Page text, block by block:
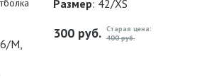
M,
Размер: 42/XS
300руб. Старая цена:
400 руб.